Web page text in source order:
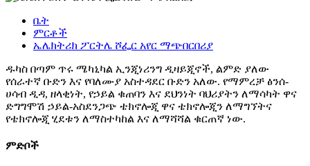
ቤት
ምርቶች
ኤሌክትሪክ ፖርትሌ ሾፌር አየር ማጭበርበሪያ
ዱካስ በጣም ጥሩ ሜካኒካል ኢንጂነሪንግ ዲዛይጂኖች, ልምድ ያለው
የሰራተኛ ቡድን እና የባለሙያ አስተዳደር ቡድን አለው. የማምረቻ ፅንሰ-
ሀሳብ ዲዳ, ዘላቂነት, የኃይል ቁጠባን እና ደህንነት ባህሪያትን ለማሳካት ዋና
ድግግሞሽ ኃይል-አስደንጋጭ ቴክኖሎጂ ዋና ቴክኖሎጂን ለማግኘትና
የቴክኖሎጂ ሂደቱን ለማስተካከል እና ለማሻሻል ቁርጠኛ ነው.
ምድቦች